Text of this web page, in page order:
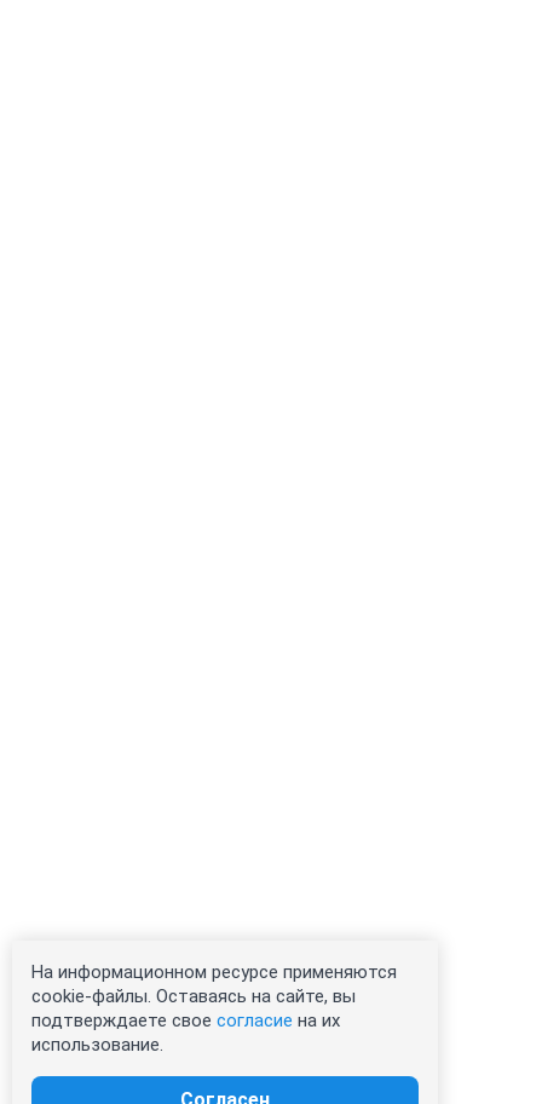
На информационном ресурсе применяются
cookie-файлы. Оставаясь на сайте, вы
подтверждаете свое согласие на их
использование.